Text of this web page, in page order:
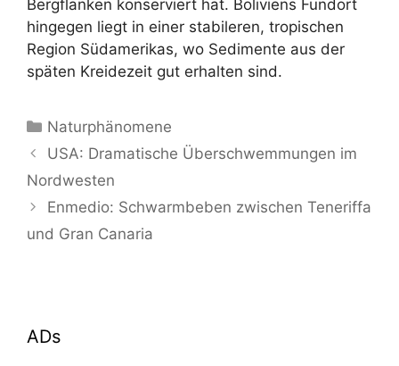
Bergflanken konserviert hat. Boliviens Fundort
hingegen liegt in einer stabileren, tropischen
Region Südamerikas, wo Sedimente aus der
späten Kreidezeit gut erhalten sind.
Kategorien
Naturphänomene
USA: Dramatische Überschwemmungen im
Nordwesten
Enmedio: Schwarmbeben zwischen Teneriffa
und Gran Canaria
ADs